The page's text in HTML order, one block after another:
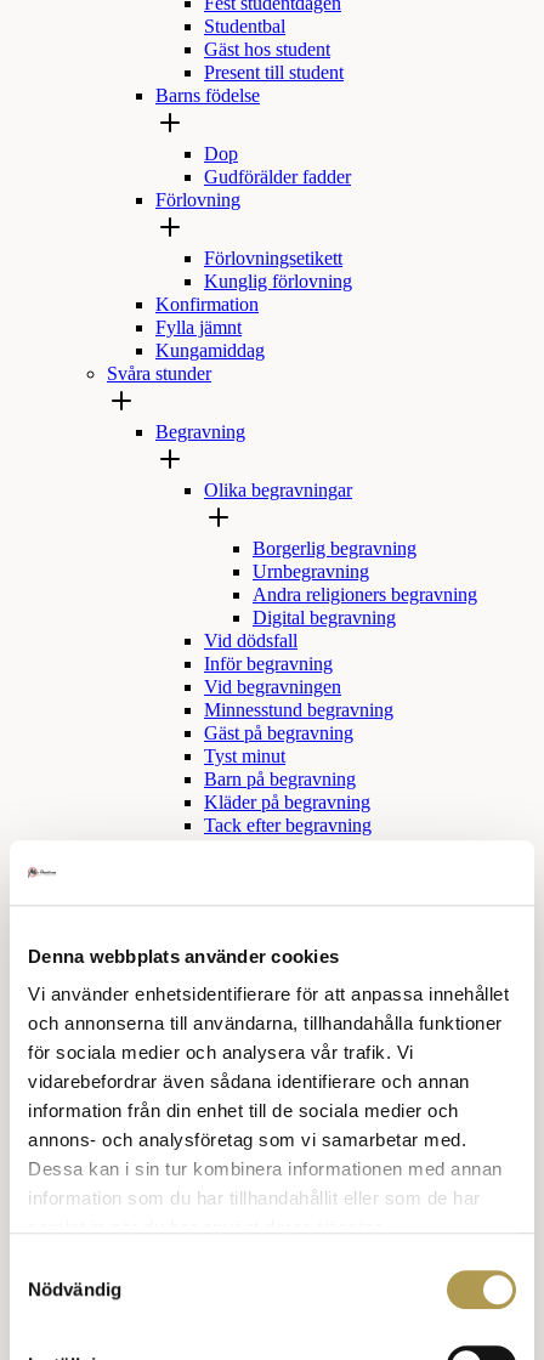
Denna webbplats använder cookies
Vi använder enhetsidentifierare för att anpassa innehållet
och annonserna till användarna, tillhandahålla funktioner
för sociala medier och analysera vår trafik. Vi
vidarebefordrar även sådana identifierare och annan
information från din enhet till de sociala medier och
annons- och analysföretag som vi samarbetar med.
Dessa kan i sin tur kombinera informationen med annan
information som du har tillhandahållit eller som de har
Nödvändig
Studentbal
Gäst hos student
Present till student
Barns födelse
Dop
Gudförälder fadder
Förlovning
Förlovningsetikett
Kunglig förlovning
Konfirmation
Fylla jämnt
Kungamiddag
Svåra stunder
Begravning
Olika begravningar
Borgerlig begravning
Urnbegravning
Andra religioners begravning
Digital begravning
Vid dödsfall
Inför begravning
Vid begravningen
Minnesstund begravning
Gäst på begravning
Tyst minut
Barn på begravning
Kläder på begravning
Tack efter begravning
Högtidsdräkt och frack
Frack
Balklänning
Smoking och aftonklänning
Smoking för honom
Smoking eller aftonklänning
Mörk kostym och klänning